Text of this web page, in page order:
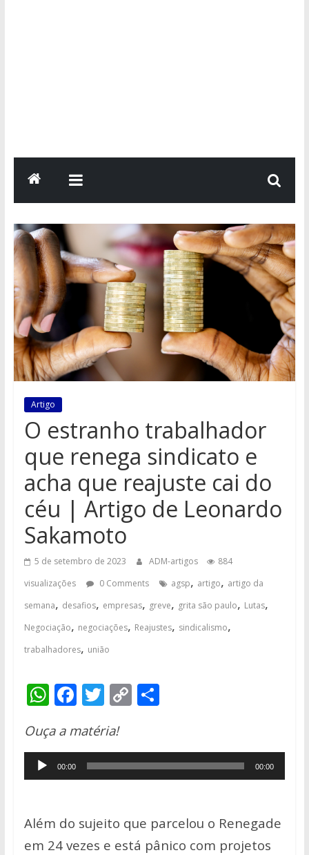
Artigo
O estranho trabalhador
que renega sindicato e
acha que reajuste cai do
céu | Artigo de Leonardo
Sakamoto
5 de setembro de 2023 ADM-artigos
884
visualizações
0 Comments agsp, artigo, artigo da
semana, desafios, empresas, greve, grita são paulo, Lutas,
Negociação, negociações, Reajustes, sindicalismo,
trabalhadores, união
W
at
s
A
p
F
e
b
o
k
T
itt
er
C
y
Li
k
S
e
Ouça a matéria!
Tocador
de
00:00 00:00
Além do sujeito que parcelou o Renegade
em 24 vezes e está pânico com projetos